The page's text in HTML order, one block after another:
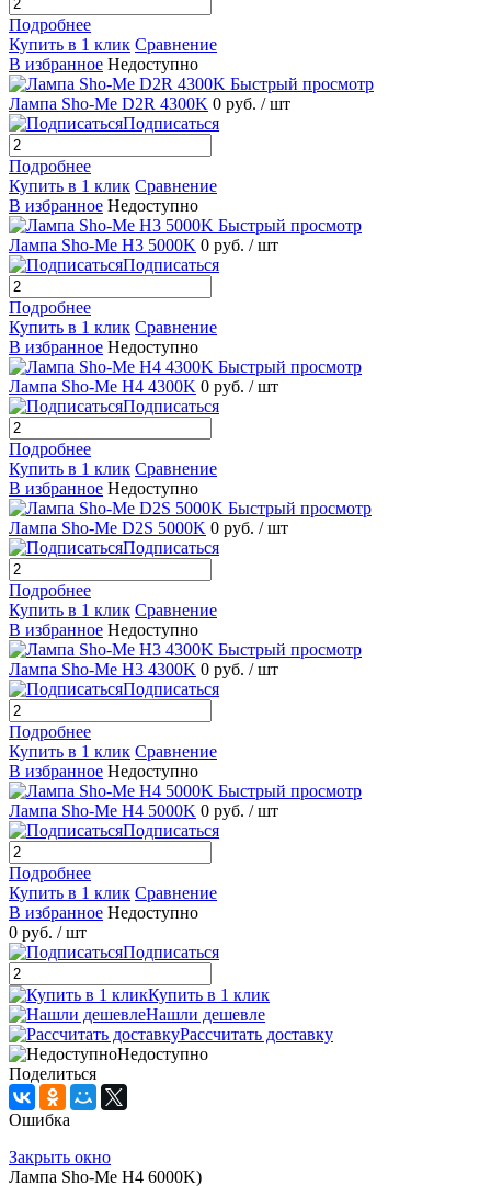
Подробнее
Купить в 1 клик Сравнение
В избранное Недоступно
Быстрый просмотр
Лампа Sho-Me D2R 4300K 0 руб. / шт
Подписаться
Подробнее
Купить в 1 клик Сравнение
В избранное Недоступно
Быстрый просмотр
Лампа Sho-Me H3 5000K 0 руб. / шт
Подписаться
Подробнее
Купить в 1 клик Сравнение
В избранное Недоступно
Быстрый просмотр
Лампа Sho-Me H4 4300K 0 руб. / шт
Подписаться
Подробнее
Купить в 1 клик Сравнение
В избранное Недоступно
Быстрый просмотр
Лампа Sho-Me D2S 5000K 0 руб. / шт
Подписаться
Подробнее
Купить в 1 клик Сравнение
В избранное Недоступно
Быстрый просмотр
Лампа Sho-Me H3 4300K 0 руб. / шт
Подписаться
Подробнее
Купить в 1 клик Сравнение
В избранное Недоступно
Быстрый просмотр
Лампа Sho-Me H4 5000K 0 руб. / шт
Подписаться
Подробнее
Купить в 1 клик Сравнение
В избранное Недоступно
0 руб. / шт
Подписаться
Купить в 1 клик
Нашли дешевле
Рассчитать доставку
Недоступно
Поделиться
Ошибка
Закрыть окно
Лампа Sho-Me H4 6000K)